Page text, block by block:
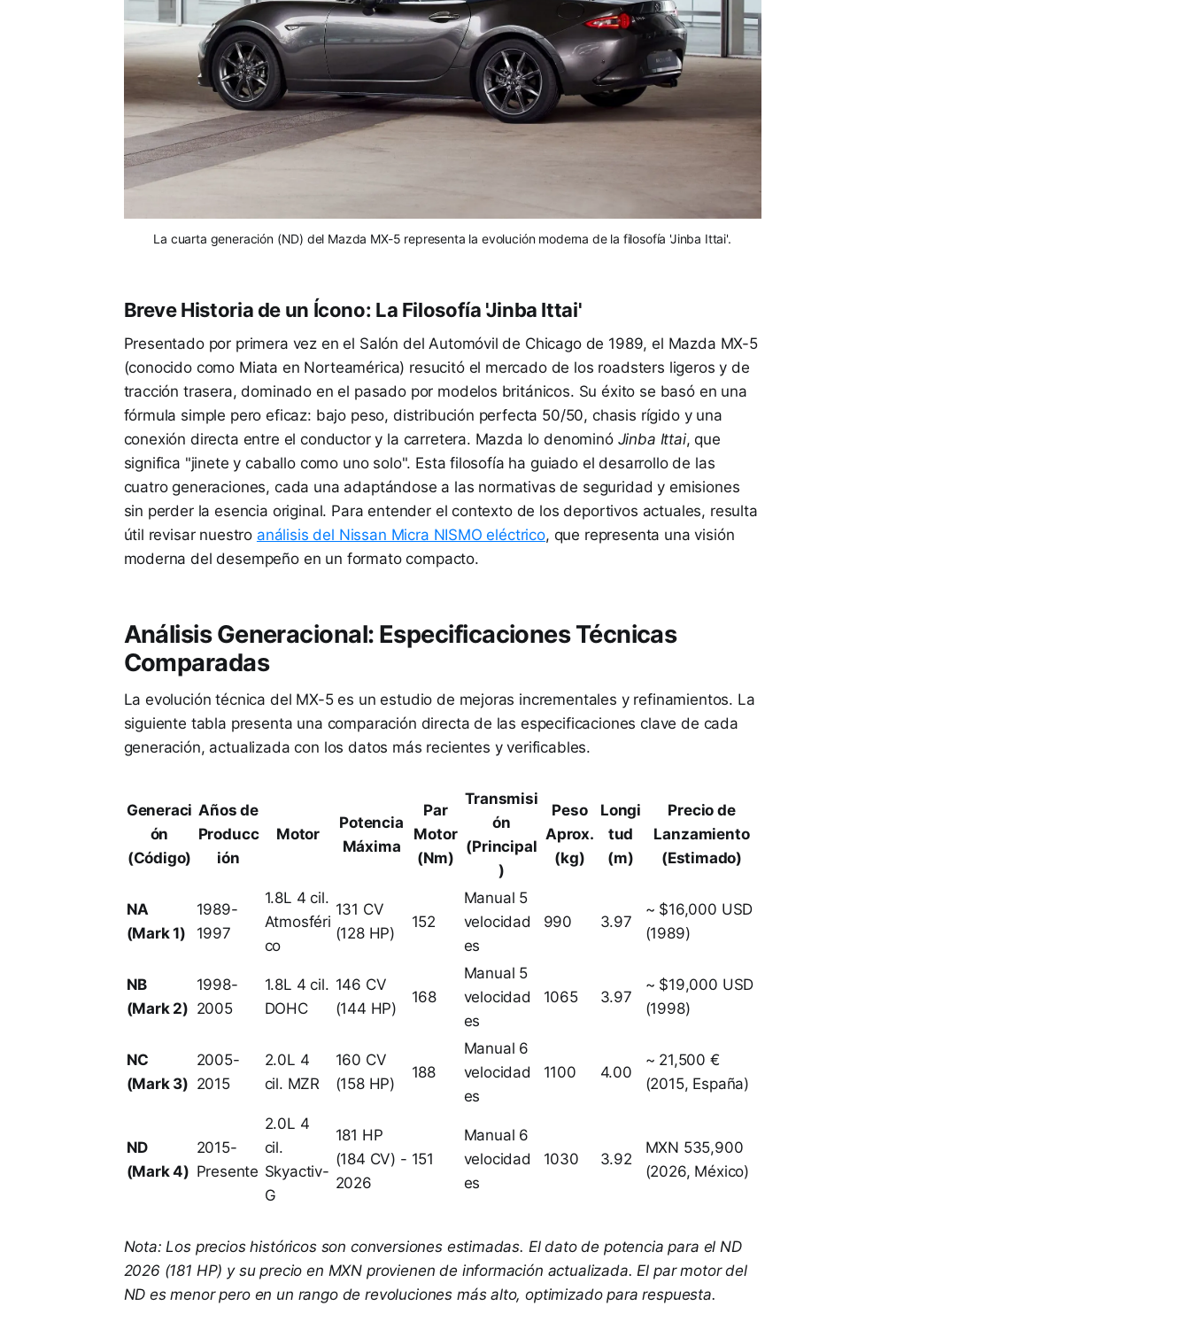
La cuarta generación (ND) del Mazda MX-5 representa la evolución moderna de la filosofía 'Jinba Ittai'.
Breve Historia de un Ícono: La Filosofía 'Jinba Ittai'
Presentado por primera vez en el Salón del Automóvil de Chicago de 1989, el Mazda MX-5
(conocido como Miata en Norteamérica) resucitó el mercado de los roadsters ligeros y de
tracción trasera, dominado en el pasado por modelos británicos. Su éxito se basó en una
fórmula simple pero eficaz: bajo peso, distribución perfecta 50/50, chasis rígido y una
conexión directa entre el conductor y la carretera. Mazda lo denominó Jinba Ittai, que
significa "jinete y caballo como uno solo". Esta filosofía ha guiado el desarrollo de las
cuatro generaciones, cada una adaptándose a las normativas de seguridad y emisiones
sin perder la esencia original. Para entender el contexto de los deportivos actuales, resulta
útil revisar nuestro análisis del Nissan Micra NISMO eléctrico, que representa una visión
moderna del desempeño en un formato compacto.
Análisis Generacional: Especificaciones Técnicas
Comparadas
La evolución técnica del MX-5 es un estudio de mejoras incrementales y refinamientos. La
siguiente tabla presenta una comparación directa de las especificaciones clave de cada
generación, actualizada con los datos más recientes y verificables.
Generaci
ón
(Código)
Años de
Producc
ión
Motor
Potencia
Máxima
Par
Motor
(Nm)
Transmisi
ón
(Principal
)
Peso
Aprox.
(kg)
Longi
tud
(m)
Precio de
Lanzamiento
(Estimado)
NA
(Mark 1)
1989-
1997
1.8L 4 cil.
Atmosféri
co
131 CV
(128 HP)
152
Manual 5
velocidad
es
990 3.97
~ $16,000 USD
(1989)
NB
(Mark 2)
1998-
2005
1.8L 4 cil.
DOHC
146 CV
(144 HP)
168
Manual 5
velocidad
es
1065 3.97
~ $19,000 USD
(1998)
NC
(Mark 3)
2005-
2015
2.0L 4
cil. MZR
160 CV
(158 HP)
188
Manual 6
velocidad
es
1100 4.00
~ 21,500 €
(2015, España)
ND
(Mark 4)
2015-
Presente
2.0L 4
cil.
Skyactiv-
G
181 HP
(184 CV) -
2026
151
Manual 6
velocidad
es
1030 3.92
MXN 535,900
(2026, México)
Nota: Los precios históricos son conversiones estimadas. El dato de potencia para el ND
2026 (181 HP) y su precio en MXN provienen de información actualizada. El par motor del
ND es menor pero en un rango de revoluciones más alto, optimizado para respuesta.